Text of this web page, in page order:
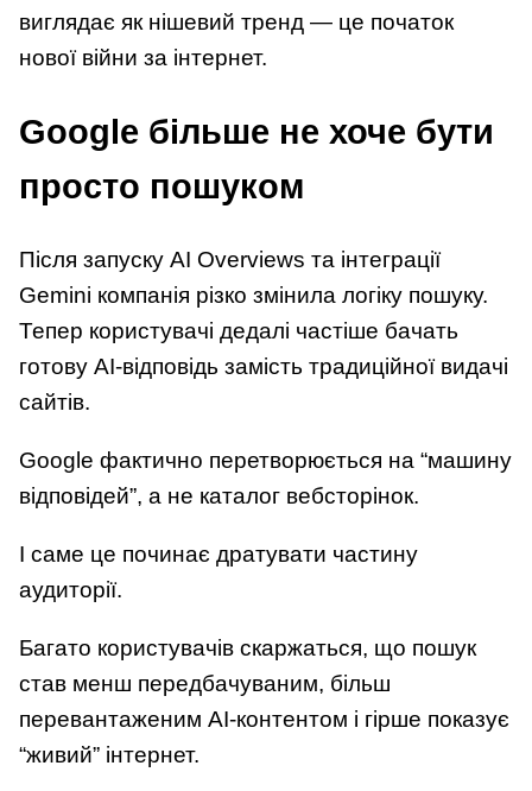
виглядає як нішевий тренд — це початок
нової війни за інтернет.
Google більше не хоче бути
просто пошуком
Після запуску AI Overviews та інтеграції
Gemini компанія різко змінила логіку пошуку.
Тепер користувачі дедалі частіше бачать
готову AI-відповідь замість традиційної видачі
сайтів.
Google фактично перетворюється на “машину
відповідей”, а не каталог вебсторінок.
І саме це починає дратувати частину
аудиторії.
Багато користувачів скаржаться, що пошук
став менш передбачуваним, більш
перевантаженим AI-контентом і гірше показує
“живий” інтернет.